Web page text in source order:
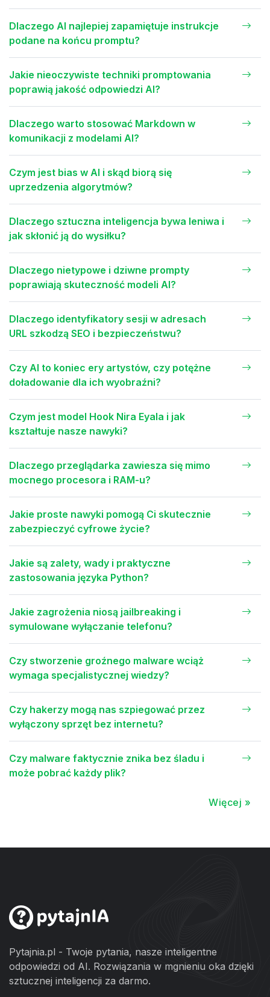
Dlaczego AI najlepiej zapamiętuje instrukcje
podane na końcu promptu?
Jakie nieoczywiste techniki promptowania
poprawią jakość odpowiedzi AI?
Dlaczego warto stosować Markdown w
komunikacji z modelami AI?
Czym jest bias w AI i skąd biorą się
uprzedzenia algorytmów?
Dlaczego sztuczna inteligencja bywa leniwa i
jak skłonić ją do wysiłku?
Dlaczego nietypowe i dziwne prompty
poprawiają skuteczność modeli AI?
Dlaczego identyfikatory sesji w adresach
URL szkodzą SEO i bezpieczeństwu?
Czy AI to koniec ery artystów, czy potężne
doładowanie dla ich wyobraźni?
Czym jest model Hook Nira Eyala i jak
kształtuje nasze nawyki?
Dlaczego przeglądarka zawiesza się mimo
mocnego procesora i RAM-u?
Jakie proste nawyki pomogą Ci skutecznie
zabezpieczyć cyfrowe życie?
Jakie są zalety, wady i praktyczne
zastosowania języka Python?
Jakie zagrożenia niosą jailbreaking i
symulowane wyłączanie telefonu?
Czy stworzenie groźnego malware wciąż
wymaga specjalistycznej wiedzy?
Czy hakerzy mogą nas szpiegować przez
wyłączony sprzęt bez internetu?
Czy malware faktycznie znika bez śladu i
może pobrać każdy plik?
Więcej »
Pytajnia.pl - Twoje pytania, nasze inteligentne
odpowiedzi od AI. Rozwiązania w mgnieniu oka dzięki
sztucznej inteligencji za darmo.